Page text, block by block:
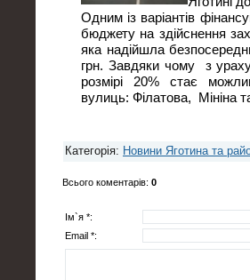
Одним із варіантів
бюджету на здійснення
яка надійшла
грн. Завдяки чому з
розмірі 20% стає
вулиць: Філатова, Мініна
Категорія: Новини Яготина та
Всього коментарів: 0
Ім`я *:
Email *: